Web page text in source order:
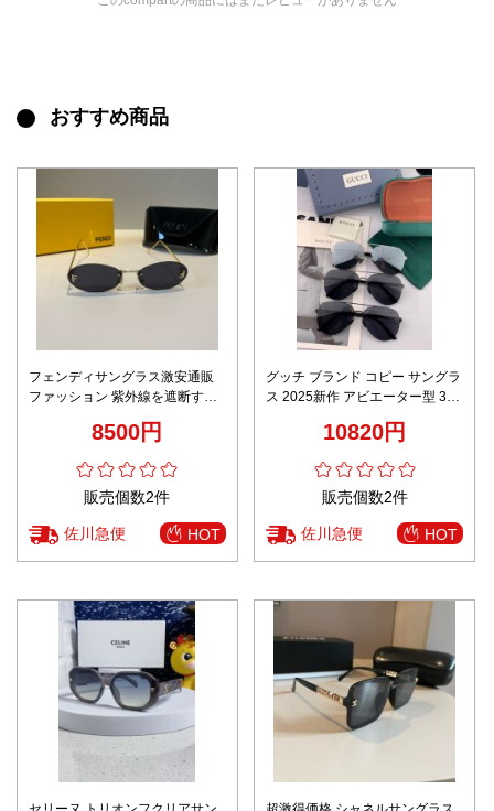
おすすめ商品
フェンディサングラス激安通販
ファッション 紫外線を遮断する
8500円
販売個数2件
佐川急便 HOT
グッチ ブランド コピー サングラ
ス 2025新作 アビエーター型 3カ
10820円
販売個数2件
佐川急便 HOT